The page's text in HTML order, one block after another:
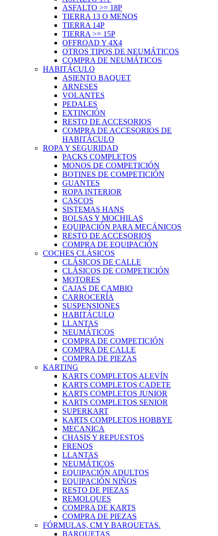
ASFALTO >= 18P
TIERRA 13 O MENOS
TIERRA 14P
TIERRA >= 15P
OFFROAD Y 4X4
OTROS TIPOS DE NEUMÁTICOS
COMPRA DE NEUMÁTICOS
HABITÁCULO
ASIENTO BAQUET
ARNESES
VOLANTES
PEDALES
EXTINCIÓN
RESTO DE ACCESORIOS
COMPRA DE ACCESORIOS DE
HABITÁCULO
ROPA Y SEGURIDAD
PACKS COMPLETOS
MONOS DE COMPETICIÓN
BOTINES DE COMPETICIÓN
GUANTES
ROPA INTERIOR
CASCOS
SISTEMAS HANS
BOLSAS Y MOCHILAS
EQUIPACIÓN PARA MECÁNICOS
RESTO DE ACCESORIOS
COMPRA DE EQUIPACIÓN
COCHES CLÁSICOS
CLÁSICOS DE CALLE
CLÁSICOS DE COMPETICIÓN
MOTORES
CAJAS DE CAMBIO
CARROCERÍA
SUSPENSIONES
HABITÁCULO
LLANTAS
NEUMÁTICOS
COMPRA DE COMPETICIÓN
COMPRA DE CALLE
COMPRA DE PIEZAS
KARTING
KARTS COMPLETOS ALEVÍN
KARTS COMPLETOS CADETE
KARTS COMPLETOS JUNIOR
KARTS COMPLETOS SENIOR
SUPERKART
KARTS COMPLETOS HOBBYE
MECANICA
CHASIS Y REPUESTOS
FRENOS
LLANTAS
NEUMÁTICOS
EQUIPACIÓN ADULTOS
EQUIPACIÓN NIÑOS
RESTO DE PIEZAS
REMOLQUES
COMPRA DE KARTS
COMPRA DE PIEZAS
FÓRMULAS, CM Y BARQUETAS.
BARQUETAS